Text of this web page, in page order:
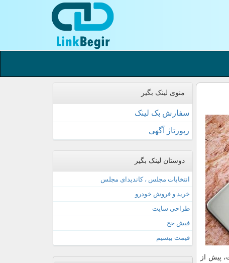
استعلام اصالت، پیش از
منوی لینک بگیر
سفارش بک لینک
رپورتاژ آگهی
دوستان لینک بگیر
انتخابات مجلس ، کاندیدای مجلس
خرید و فروش خودرو
طراحی سایت
فیش حج
قیمت بیسیم